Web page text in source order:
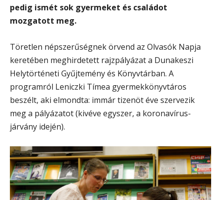
pedig ismét sok gyermeket és családot
mozgatott meg.
Töretlen népszerűségnek örvend az Olvasók Napja
keretében meghirdetett rajzpályázat a Dunakeszi
Helytörténeti Gyűjtemény és Könyvtárban. A
programról Leniczki Tímea gyermekkönyvtáros
beszélt, aki elmondta: immár tizenöt éve szervezik
meg a pályázatot (kivéve egyszer, a koronavírus-
járvány idején).